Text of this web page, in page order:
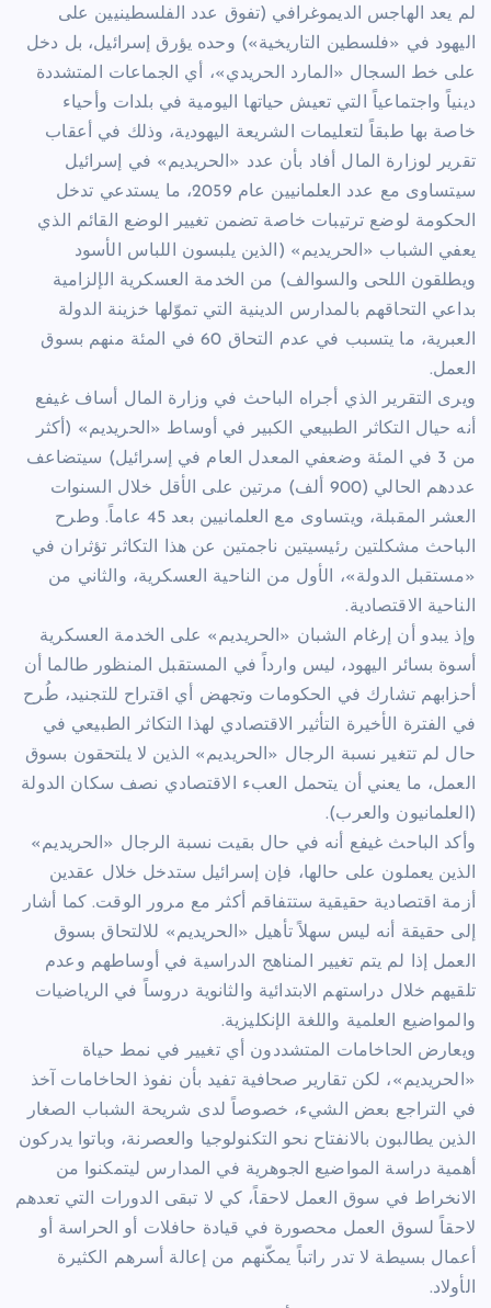
لم يعد الهاجس الديموغرافي (تفوق عدد الفلسطينيين على
اليهود في «فلسطين التاريخية») وحده يؤرق إسرائيل، بل دخل
على خط السجال «المارد الحريدي»، أي الجماعات المتشددة
دينياً واجتماعياً التي تعيش حياتها اليومية في بلدات وأحياء
خاصة بها طبقاً لتعليمات الشريعة اليهودية، وذلك في أعقاب
تقرير لوزارة المال أفاد بأن عدد «الحريديم» في إسرائيل
سيتساوى مع عدد العلمانيين عام 2059، ما يستدعي تدخل
الحكومة لوضع ترتيبات خاصة تضمن تغيير الوضع القائم الذي
يعفي الشباب «الحريديم» (الذين يلبسون اللباس الأسود
ويطلقون اللحى والسوالف) من الخدمة العسكرية الإلزامية
بداعي التحاقهم بالمدارس الدينية التي تموّلها خزينة الدولة
العبرية، ما يتسبب في عدم التحاق 60 في المئة منهم بسوق
العمل.
ويرى التقرير الذي أجراه الباحث في وزارة المال أساف غيفع
أنه حيال التكاثر الطبيعي الكبير في أوساط «الحريديم» (أكثر
من 3 في المئة وضعفي المعدل العام في إسرائيل) سيتضاعف
عددهم الحالي (900 ألف) مرتين على الأقل خلال السنوات
العشر المقبلة، ويتساوى مع العلمانيين بعد 45 عاماً. وطرح
الباحث مشكلتين رئيسيتين ناجمتين عن هذا التكاثر تؤثران في
«مستقبل الدولة»، الأول من الناحية العسكرية، والثاني من
الناحية الاقتصادية.
وإذ يبدو أن إرغام الشبان «الحريديم» على الخدمة العسكرية
أسوة بسائر اليهود، ليس وارداً في المستقبل المنظور طالما أن
أحزابهم تشارك في الحكومات وتجهض أي اقتراح للتجنيد، طُرح
في الفترة الأخيرة التأثير الاقتصادي لهذا التكاثر الطبيعي في
حال لم تتغير نسبة الرجال «الحريديم» الذين لا يلتحقون بسوق
العمل، ما يعني أن يتحمل العبء الاقتصادي نصف سكان الدولة
(العلمانيون والعرب).
وأكد الباحث غيفع أنه في حال بقيت نسبة الرجال «الحريديم»
الذين يعملون على حالها، فإن إسرائيل ستدخل خلال عقدين
أزمة اقتصادية حقيقية ستتفاقم أكثر مع مرور الوقت. كما أشار
إلى حقيقة أنه ليس سهلاً تأهيل «الحريديم» للالتحاق بسوق
العمل إذا لم يتم تغيير المناهج الدراسية في أوساطهم وعدم
تلقيهم خلال دراستهم الابتدائية والثانوية دروساً في الرياضيات
والمواضيع العلمية واللغة الإنكليزية.
ويعارض الحاخامات المتشددون أي تغيير في نمط حياة
«الحريديم»، لكن تقارير صحافية تفيد بأن نفوذ الحاخامات آخذ
في التراجع بعض الشيء، خصوصاً لدى شريحة الشباب الصغار
الذين يطالبون بالانفتاح نحو التكنولوجيا والعصرنة، وباتوا يدركون
أهمية دراسة المواضيع الجوهرية في المدارس ليتمكنوا من
الانخراط في سوق العمل لاحقاً، كي لا تبقى الدورات التي تعدهم
لاحقاً لسوق العمل محصورة في قيادة حافلات أو الحراسة أو
أعمال بسيطة لا تدر راتباً يمكّنهم من إعالة أسرهم الكثيرة
الأولاد.